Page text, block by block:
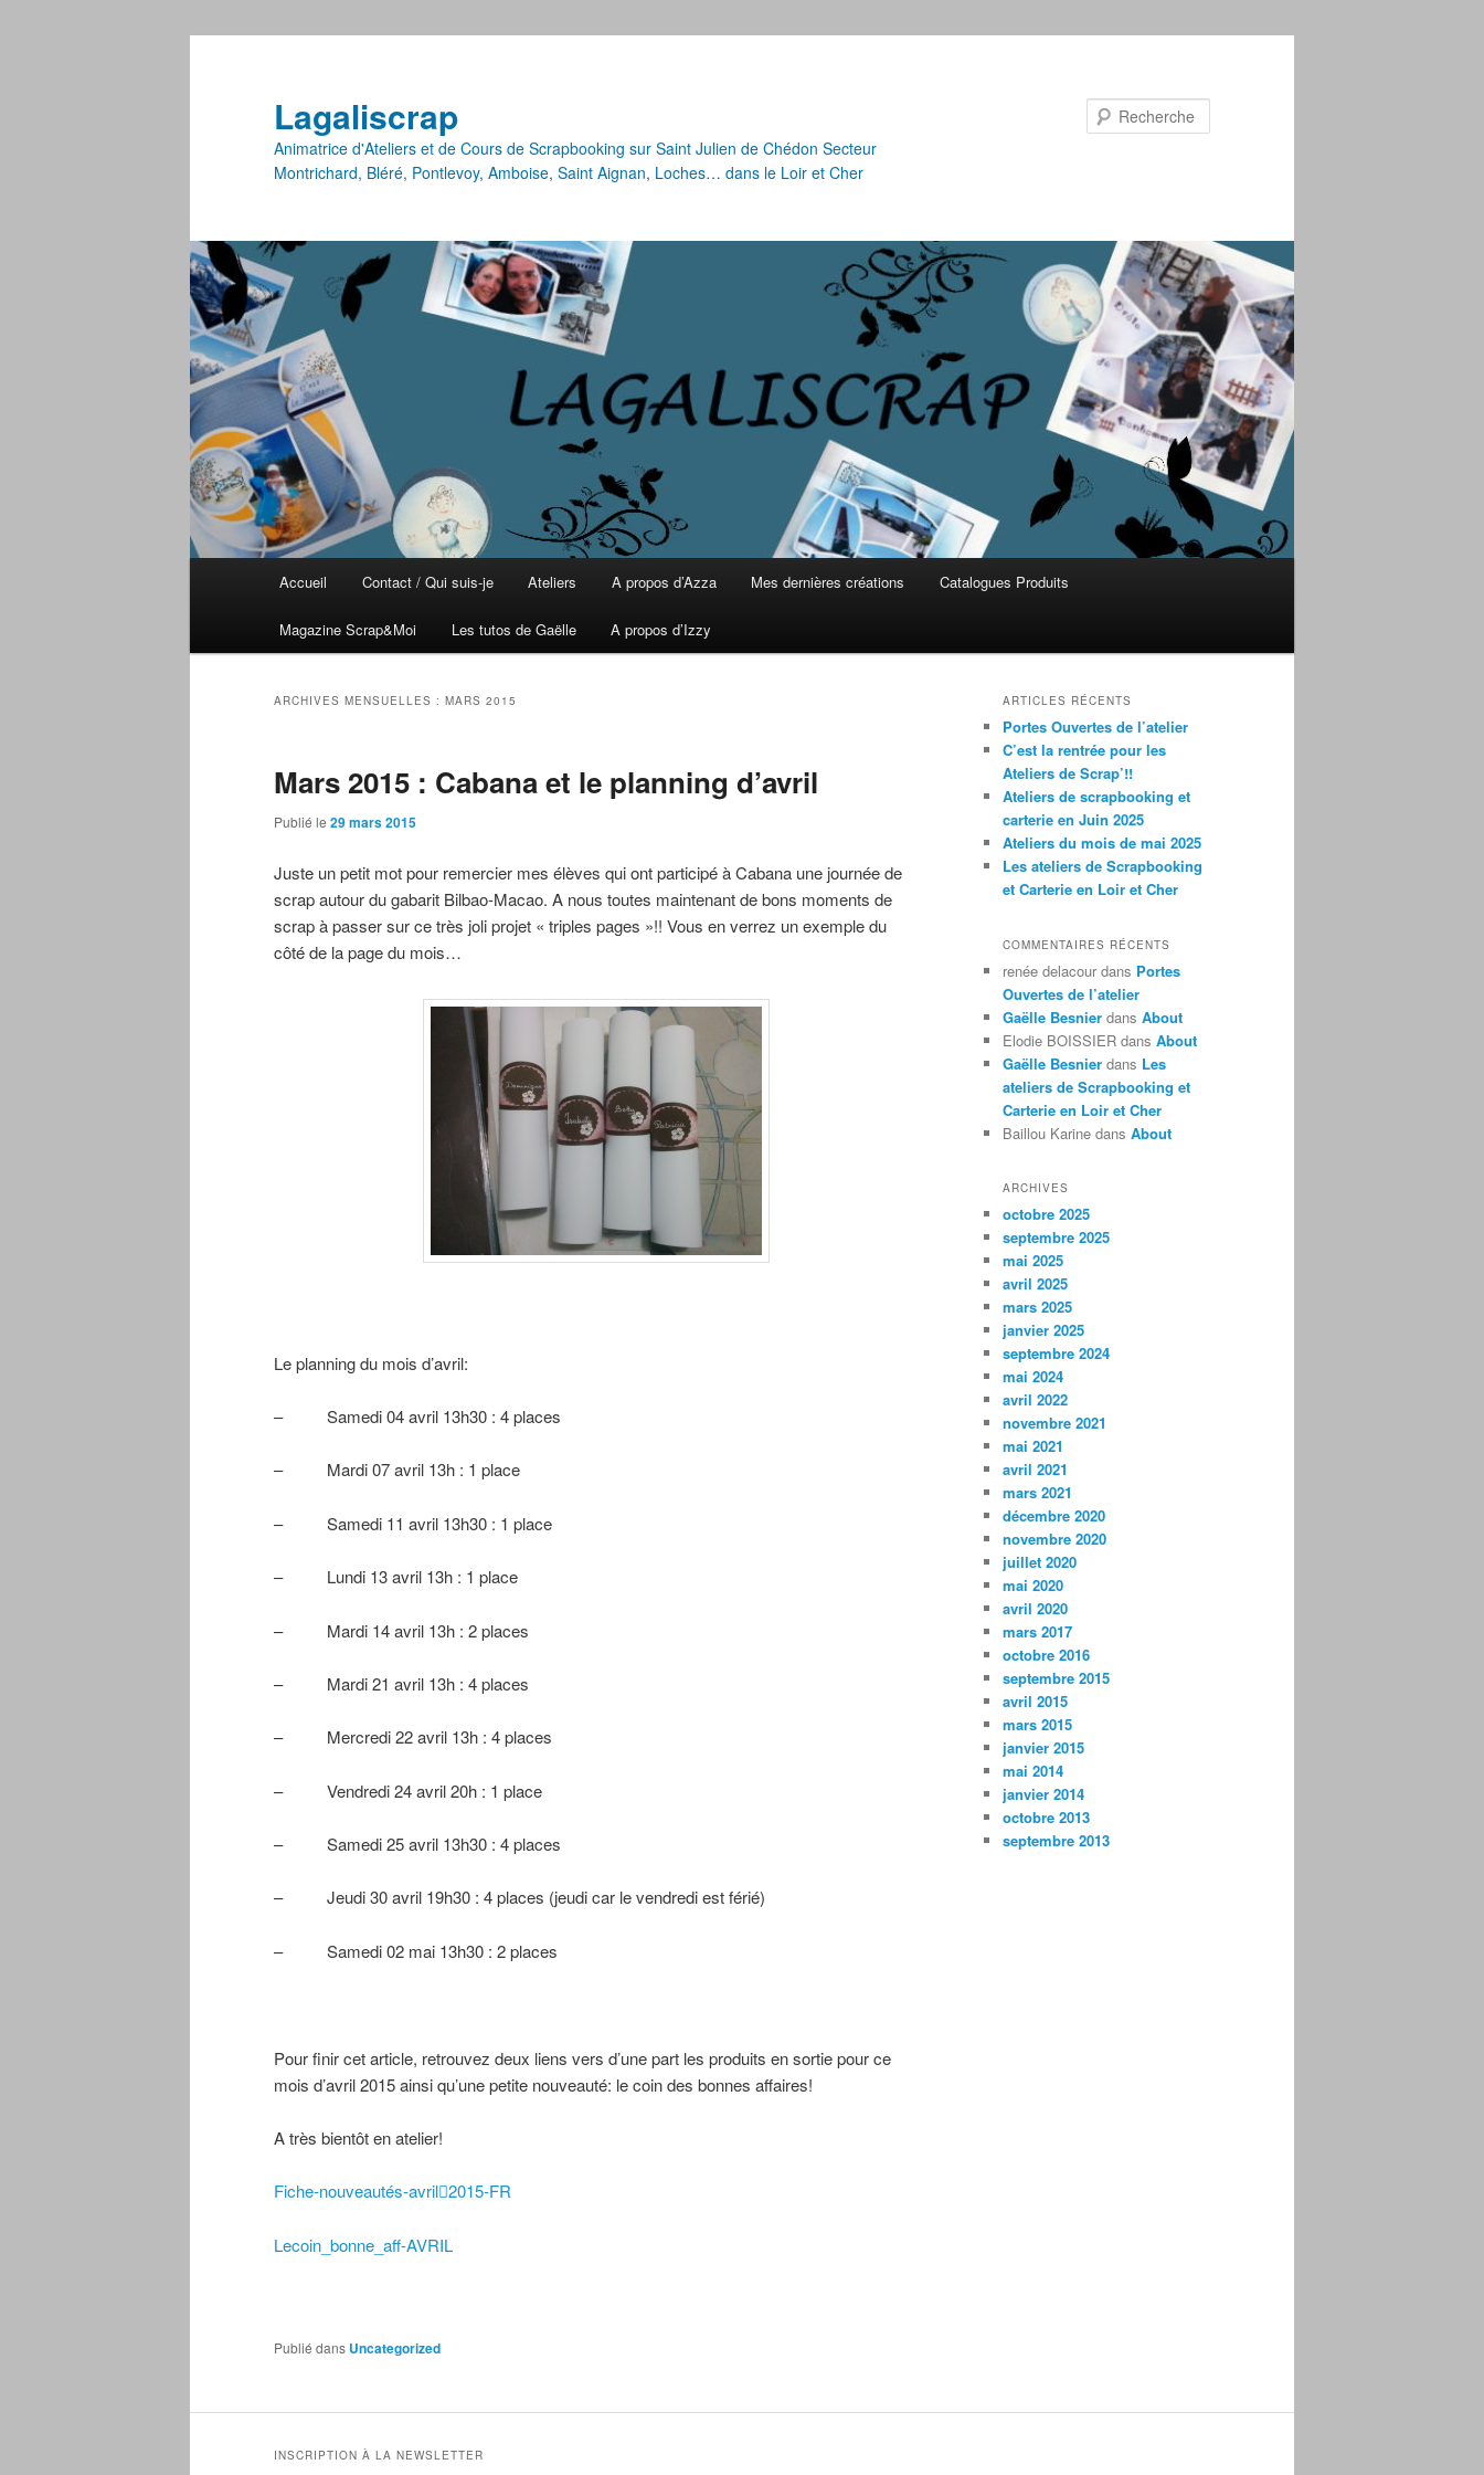
Lagaliscrap
Animatrice d'Ateliers et de Cours de Scrapbooking sur Saint Julien de Chédon Secteur
Montrichard, Bléré, Pontlevoy, Amboise, Saint Aignan, Loches… dans le Loir et Cher
Aller au contenu principal
Aller au contenu secondaire
Accueil Contact / Qui suis-je Ateliers A propos d’Azza Mes dernières créations Catalogues Produits
Magazine Scrap&Moi Les tutos de Gaëlle A propos d’Izzy
ARCHIVES MENSUELLES : MARS 2015
Mars 2015 : Cabana et le planning d’avril
Publié le 29 mars 2015
Juste un petit mot pour remercier mes élèves qui ont participé à Cabana une journée de
scrap autour du gabarit Bilbao-Macao. A nous toutes maintenant de bons moments de
scrap à passer sur ce très joli projet « triples pages »!! Vous en verrez un exemple du
côté de la page du mois…
Le planning du mois d’avril:
– Samedi 04 avril 13h30 : 4 places
– Mardi 07 avril 13h : 1 place
– Samedi 11 avril 13h30 : 1 place
– Lundi 13 avril 13h : 1 place
– Mardi 14 avril 13h : 2 places
– Mardi 21 avril 13h : 4 places
– Mercredi 22 avril 13h : 4 places
– Vendredi 24 avril 20h : 1 place
– Samedi 25 avril 13h30 : 4 places
– Jeudi 30 avril 19h30 : 4 places (jeudi car le vendredi est férié)
– Samedi 02 mai 13h30 : 2 places
Pour finir cet article, retrouvez deux liens vers d’une part les produits en sortie pour ce
mois d’avril 2015 ainsi qu’une petite nouveauté: le coin des bonnes affaires!
A très bientôt en atelier!
Fiche-nouveautés-avril2015-FR
Lecoin_bonne_aff-AVRIL
Publié dans Uncategorized
ARTICLES RÉCENTS
Portes Ouvertes de l’atelier
C’est la rentrée pour les
Ateliers de Scrap’!!
Ateliers de scrapbooking et
carterie en Juin 2025
Ateliers du mois de mai 2025
Les ateliers de Scrapbooking
et Carterie en Loir et Cher
COMMENTAIRES RÉCENTS
renée delacour dans Portes
Ouvertes de l’atelier
Gaëlle Besnier dans About
Elodie BOISSIER dans About
Gaëlle Besnier dans Les
ateliers de Scrapbooking et
Carterie en Loir et Cher
Baillou Karine dans About
ARCHIVES
octobre 2025
septembre 2025
mai 2025
avril 2025
mars 2025
janvier 2025
septembre 2024
mai 2024
avril 2022
novembre 2021
mai 2021
avril 2021
mars 2021
décembre 2020
novembre 2020
juillet 2020
mai 2020
avril 2020
mars 2017
octobre 2016
septembre 2015
avril 2015
mars 2015
janvier 2015
mai 2014
janvier 2014
octobre 2013
septembre 2013
INSCRIPTION À LA NEWSLETTER